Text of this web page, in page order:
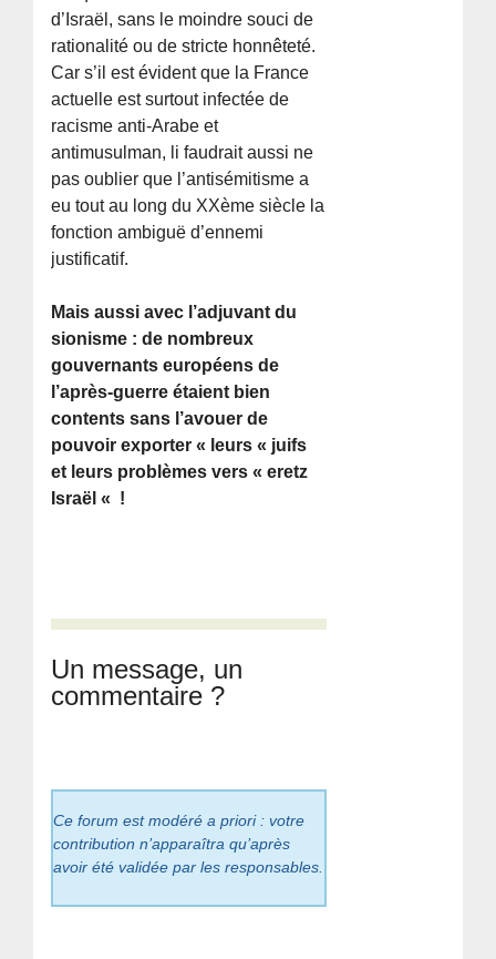
d’Israël, sans le moindre souci de
rationalité ou de stricte honnêteté.
Car s’il est évident que la France
actuelle est surtout infectée de
racisme anti-Arabe et
antimusulman, li faudrait aussi ne
pas oublier que l’antisémitisme a
eu tout au long du XXème siècle la
fonction ambiguë d’ennemi
justificatif.
Mais aussi avec l’adjuvant du
sionisme : de nombreux
gouvernants européens de
l’après-guerre étaient bien
contents sans l’avouer de
pouvoir exporter « leurs « juifs
et leurs problèmes vers « eretz
Israël « !
Un message, un
commentaire ?
Ce forum est modéré a priori : votre
contribution n’apparaîtra qu’après
avoir été validée par les responsables.